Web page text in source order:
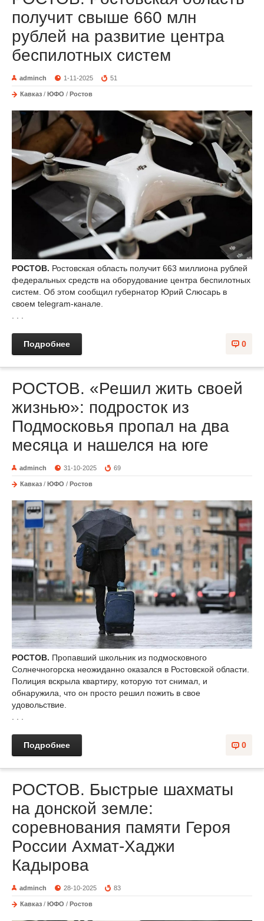
получит свыше 660 млн
рублей на развитие центра
беспилотных систем
adminch 1-11-2025 51
Кавказ / ЮФО / Ростов
РОСТОВ. Ростовская область получит 663 миллиона рублей
федеральных средств на оборудование центра беспилотных
систем. Об этом сообщил губернатор Юрий Слюсарь в
своем telegram-канале.
0
Подробнее
РОСТОВ. «Решил жить своей
жизнью»: подросток из
Подмосковья пропал на два
месяца и нашелся на юге
adminch 31-10-2025 69
Кавказ / ЮФО / Ростов
РОСТОВ. Пропавший школьник из подмосковного
Солнечногорска неожиданно оказался в Ростовской области.
Полиция вскрыла квартиру, которую тот снимал, и
обнаружила, что он просто решил пожить в свое
удовольствие.
0
Подробнее
РОСТОВ. Быстрые шахматы
на донской земле:
соревнования памяти Героя
России Ахмат-Хаджи
Кадырова
adminch 28-10-2025 83
Кавказ / ЮФО / Ростов